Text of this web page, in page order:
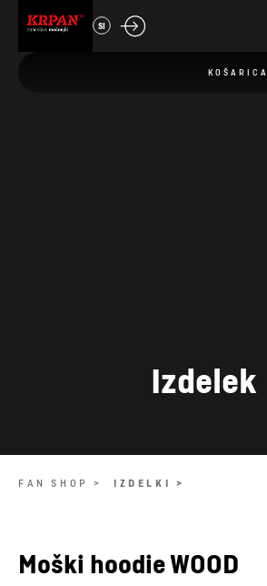
SI
KOŠARICA
Izdelek
FAN SHOP > IZDELKI >
Moški hoodie WOOD